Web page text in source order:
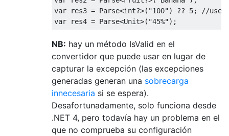
var res3 = Parse<int?>( "100") ?? 5;
//use
var res4 = Parse<Unit>( "45%");
NB: hay un método IsValid en el
convertidor que puede usar en lugar de
capturar la excepción (las excepciones
generadas generan una sobrecarga
innecesaria si se espera).
Desafortunadamente, solo funciona desde
.NET 4, pero todavía hay un problema en el
que no comprueba su configuración